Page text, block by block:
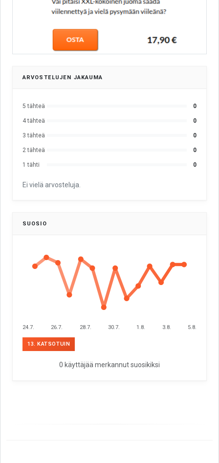
ARVOSTELUJEN JAKAUMA
5 tähteä 0
4 tähteä 0
3 tähteä 0
2 tähteä 0
1 tähti 0
Ei vielä arvosteluja.
SUOSIO
24.7. 26.7. 28.7. 30.7. 1.8. 3.8. 5.8.
13. KATSOTUIN
0 käyttäjää merkannut suosikiksi